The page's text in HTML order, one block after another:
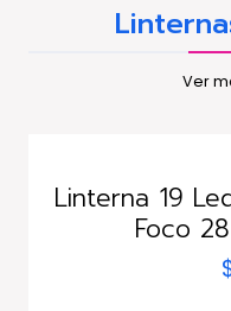
Ver
Linterna 19
Foco